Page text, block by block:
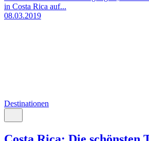
in Costa Rica auf...
08.03.2019
Destinationen